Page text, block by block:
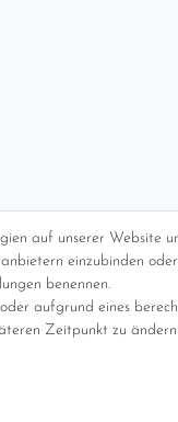
auf unserer Website
einzubinden
benennen.
aufgrund eines
Zeitpunkt zu